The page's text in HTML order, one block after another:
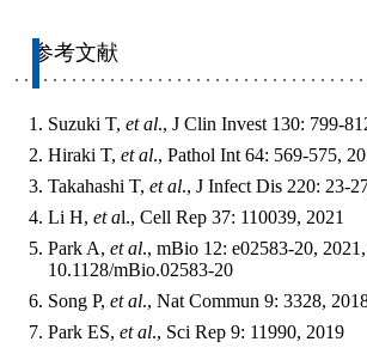
参考文献
Suzuki T, et al., J Clin Invest 130: 799-
Hiraki T, et al., Pathol Int 64: 569-575,
Takahashi T, et al., J Infect Dis 220: 23-
Li H, et al., Cell Rep 37: 110039, 2021
Park A, et al., mBio 12: e02583-20,
10.1128/mBio.02583-20
Song P, et al., Nat Commun 9: 3328,
Park ES, et al., Sci Rep 9: 11990, 2019